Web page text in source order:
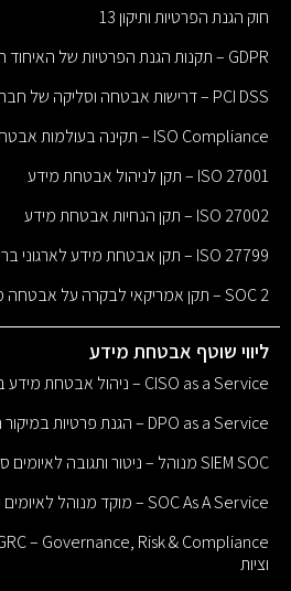
חוק הגנת הפרטיות ותיקון 13
GDPR – תקנות הגנת הפרטיות של האיחוד האירופי
PCI DSS – דרישות אבטחה וסליקה של חברות אשראי
ISO Compliance – תקינה בעולמות אבטחת המידע
ISO 27001 – תקן לניהול אבטחת מידע
ISO 27002 – תקן הנחיות אבטחת מידע
ISO 27799 – תקן אבטחת מידע לארגוני בריאות
SOC 2 – תקן אמריקאי לבקרה על אבטחה מידע והגנת פרטיות
ליווי שוטף אבטחת מידע
CISO as a Service – ניהול אבטחת מידע במיקור חוץ
DPO as a Service – הגנת פרטיות במיקור חוץ
SIEM SOC מנוהל – ניטור ותגובה לאיומים סייבר
SOC As A Service – מוקד מנוהל לאיומים סייבר
וציות